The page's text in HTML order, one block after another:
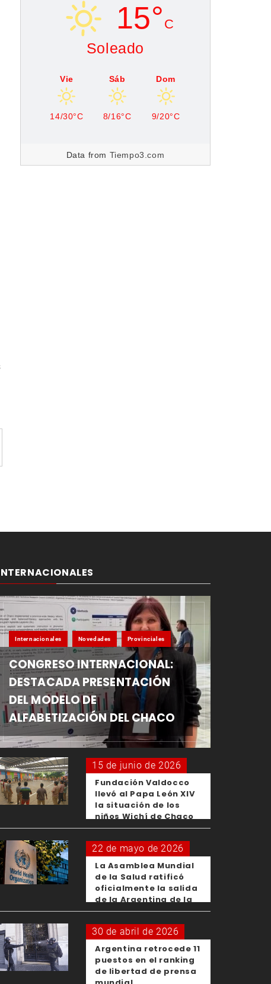
15° C
Soleado
Vie
14/30°C
Sáb
8/16°C
Dom
9/20°C
Data from Tiempo3.com
Internacionales Novedades Provinciales
CONGRESO INTERNACIONAL:
DESTACADA PRESENTACIÓN
DEL MODELO DE
ALFABETIZACIÓN DEL CHACO
15 de junio de 2026
Fundación Valdocco
llevó al Papa León XIV
la situación de los
niños Wichí de Chaco
22 de mayo de 2026
La Asamblea Mundial
de la Salud ratificó
oficialmente la salida
de la Argentina de la
OMS
30 de abril de 2026
Argentina retrocede 11
puestos en el ranking
de libertad de prensa